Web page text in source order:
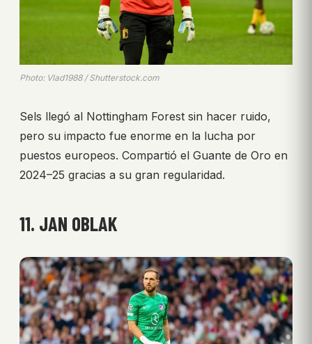
Photo: Vlad1988 / Shutterstock.com
Sels llegó al Nottingham Forest sin hacer ruido,
pero su impacto fue enorme en la lucha por
puestos europeos. Compartió el Guante de Oro en
2024–25 gracias a su gran regularidad.
11. JAN OBLAK